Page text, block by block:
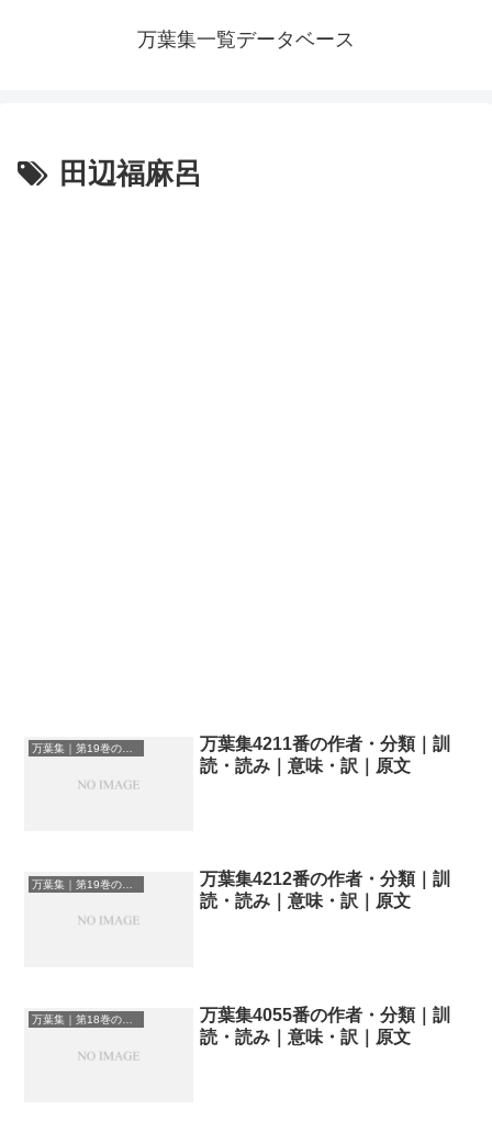
万葉集一覧データベース
田辺福麻呂
万葉集｜第19巻の和歌一覧
万葉集4211番の作者・分類｜訓
読・読み｜意味・訳｜原文
万葉集｜第19巻の和歌一覧
万葉集4212番の作者・分類｜訓
読・読み｜意味・訳｜原文
万葉集｜第18巻の和歌一覧
万葉集4055番の作者・分類｜訓
読・読み｜意味・訳｜原文